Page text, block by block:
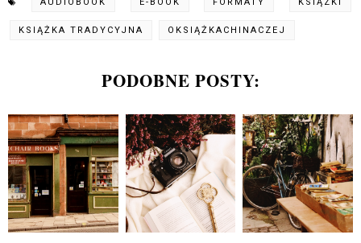
KSIĄŻKA TRADYCYJNA OKSIĄŻKACHINACZEJ
PODOBNE POSTY: